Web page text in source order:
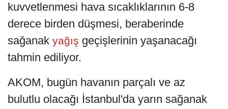
kuvvetlenmesi hava sıcaklıklarının 6-8
derece birden düşmesi, beraberinde
sağanak yağış geçişlerinin yaşanacağı
tahmin ediliyor.
AKOM, bugün havanın parçalı ve az
bulutlu olacağı İstanbul'da yarın sağanak